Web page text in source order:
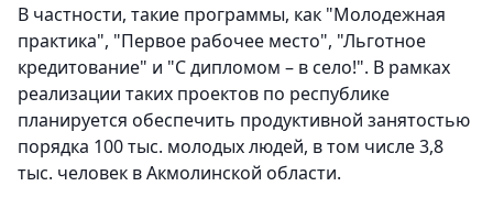
В частности, такие программы, как "Молодежная
практика", "Первое рабочее место", "Льготное
кредитование" и "С дипломом – в село!". В рамках
реализации таких проектов по республике
планируется обеспечить продуктивной занятостью
порядка 100 тыс. молодых людей, в том числе 3,8
тыс. человек в Акмолинской области.